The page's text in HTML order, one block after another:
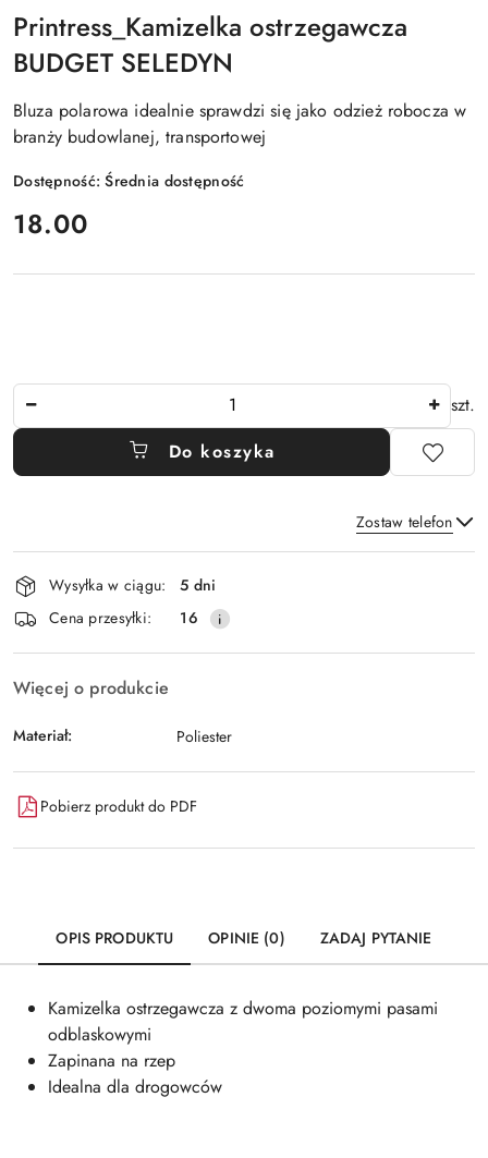
Printress_Kamizelka ostrzegawcza
BUDGET SELEDYN
Bluza polarowa idealnie sprawdzi się jako odzież robocza w
branży budowlanej, transportowej
Dostępność:Średnia dostępność
cena:
18.00
szt.
Do koszyka
Zostaw telefon
Wyślij
Dostępność
i
dostawa
Wysyłka w ciągu:
5 dni
Cena przesyłki:
16
Więcej o produkcie
Materiał: Poliester
Pobierz produkt do PDF
OPIS PRODUKTU OPINIE (0) ZADAJ PYTANIE
Kamizelka ostrzegawcza z dwoma poziomymi pasami
odblaskowymi
Zapinana na rzep
Idealna dla drogowców